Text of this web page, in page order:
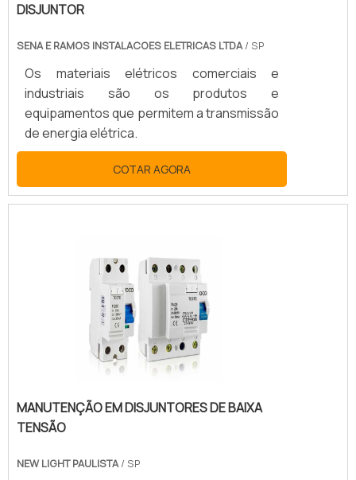
DISJUNTOR
SENA E RAMOS INSTALACOES ELETRICAS LTDA/ SP
Os materiais elétricos comerciais e
industriais são os produtos e
equipamentos que permitem a transmissão
de energia elétrica.
COTAR AGORA
MANUTENÇÃO EM DISJUNTORES DE BAIXA
TENSÃO
NEW LIGHT PAULISTA/ SP